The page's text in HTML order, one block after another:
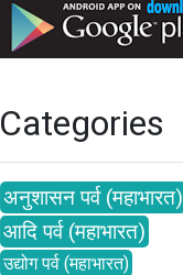
Categories
अनुशासन पर्व (महाभारत)
आदि पर्व (महाभारत)
उद्योग पर्व (महाभारत)